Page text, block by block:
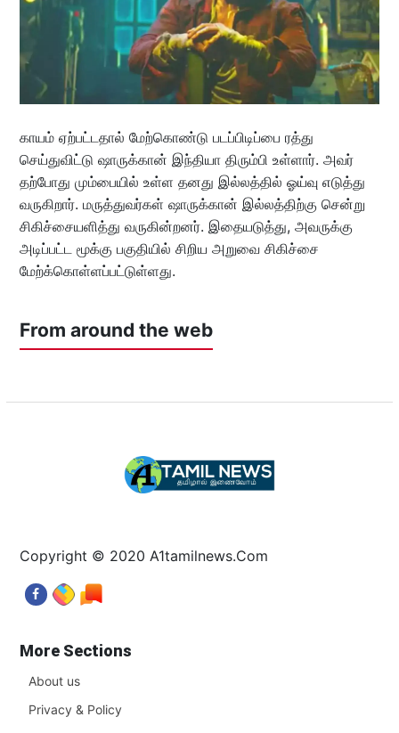
காயம் ஏற்பட்டதால் மேற்கொண்டு படப்பிடிப்பை ரத்து
செய்துவிட்டு ஷாருக்கான் இந்தியா திரும்பி உள்ளார். அவர்
தற்போது மும்பையில் உள்ள தனது இல்லத்தில் ஓய்வு எடுத்து
வருகிறார். மருத்துவர்கள் ஷாருக்கான் இல்லத்திற்கு சென்று
சிகிச்சையளித்து வருகின்றனர். இதையடுத்து, அவருக்கு
அடிப்பட்ட மூக்கு பகுதியில் சிறிய அறுவை சிகிச்சை
மேற்க்கொள்ளப்பட்டுள்ளது.
From around the web
Copyright © 2020 A1tamilnews.Com
More Sections
About us
Privacy & Policy